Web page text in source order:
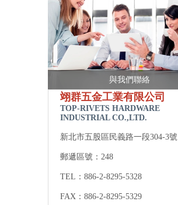
與我們聯絡
翊群五金工業有限公司
TOP-RIVETS HARDWARE
INDUSTRIAL CO.,LTD.
新北市五股區民義路一段304-3號
郵遞區號：248
TEL：886-2-8295-5328
FAX：886-2-8295-5329